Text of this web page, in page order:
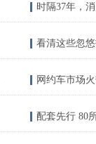
时隔37年，
看清这些忽